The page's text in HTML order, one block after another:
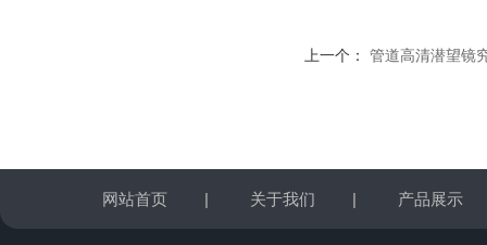
上一个： 管道高清潜望镜
网站首页 | 关于我们 | 产品展示